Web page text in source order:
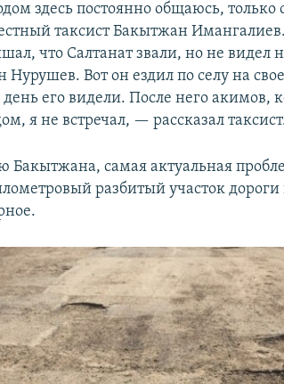
здесь постоянно общаюсь, только
таксист Бакытжан
что Салтанат звали, но не видел
Вот он ездил по селу на
день его видели. После него акимов,
я не встречал, — рассказал
самая актуальная
разбитый участок дороги